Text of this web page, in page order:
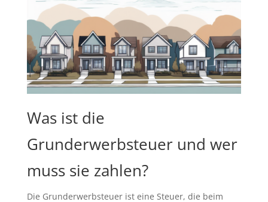
Was ist die
Grunderwerbsteuer und wer
muss sie zahlen?
Die Grunderwerbsteuer ist eine Steuer, die beim